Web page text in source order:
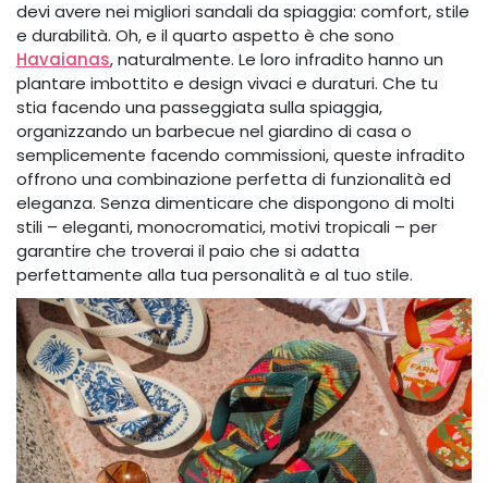
devi avere nei migliori sandali da spiaggia: comfort, stile
e durabilità. Oh, e il quarto aspetto è che sono
Havaianas, naturalmente. Le loro infradito hanno un
plantare imbottito e design vivaci e duraturi. Che tu
stia facendo una passeggiata sulla spiaggia,
organizzando un barbecue nel giardino di casa o
semplicemente facendo commissioni, queste infradito
offrono una combinazione perfetta di funzionalità ed
eleganza. Senza dimenticare che dispongono di molti
stili – eleganti, monocromatici, motivi tropicali – per
garantire che troverai il paio che si adatta
perfettamente alla tua personalità e al tuo stile.